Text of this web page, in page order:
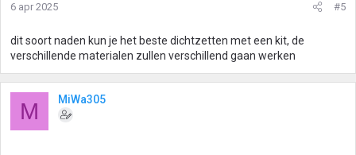
6 apr 2025 #5
dit soort naden kun je het beste dichtzetten met een kit, de
verschillende materialen zullen verschillend gaan werken
M MiWa305